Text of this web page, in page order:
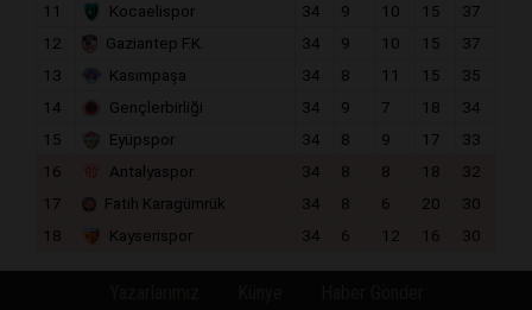
11
Kocaelispor 34 9 10 15
37
12
Gaziantep F.K. 34 9 10 15
37
13
Kasımpaşa 34 8 11 15
35
14
Gençlerbirliği 34 9 7 18
34
15
Eyüpspor 34 8 9 17
33
16
Antalyaspor 34 8 8 18
32
17
Fatih Karagümrük 34 8 6 20
30
18
Kayserispor 34 6 12 16 30